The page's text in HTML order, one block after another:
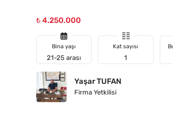
₺ 4.250.000
Bina yaşı
21-25 arası
Kat sayısı
1
Yaşar TUFAN
Firma Yetkilisi